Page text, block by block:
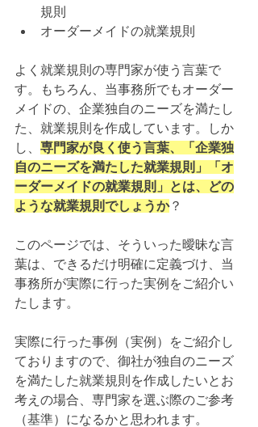
規則
オーダーメイドの就業規則
よく就業規則の専門家が使う言葉で
す。もちろん、当事務所でもオーダー
メイドの、企業独自のニーズを満たし
た、就業規則を作成しています。しか
し、 専門家が良く使う言葉、「企業独
自のニーズを満たした就業規則」「オ
ーダーメイドの就業規則」とは、どの
ような就業規則でしょうか？
このページでは、そういった曖昧な言
葉は、できるだけ明確に定義づけ、当
事務所が実際に行った実例をご紹介い
たします。
実際に行った事例（実例）をご紹介し
ておりますので、御社が独自のニーズ
を満たした就業規則を作成したいとお
考えの場合、専門家を選ぶ際のご参考
（基準）になるかと思われます。